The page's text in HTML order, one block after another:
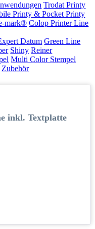
Trodat Printy
Printy & Pocket Printy
mark® Colop Printer Line
Datum Green Line
Shiny Reiner
Multi Color Stempel
Zubehör
inkl. Textplatte